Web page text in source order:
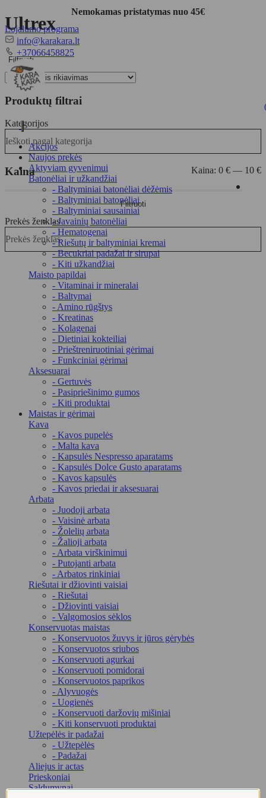
Nemokamas pristatymas nuo 45€
Lojalumo programa
info@karakara.ltEl.
+37066458825Telefonas
Toggle
navigation
Akcijos
Naujos prekės
Aktyviam gyvenimui
Batonėliai ir užkandžiai
- Baltyminiai batonėliai dėžėmis
- Baltyminiai batonėliai
- Baltyminiai sausainiai
- Javainių batonėliai
- Hematogenai
- Riešutų ir baltyminiai kremai
- Becukriai padažai ir sirupai
- Kiti užkandžiai
Maisto papildai
- Vitaminai ir mineralai
- Baltymai
- Amino rūgštys
- Kreatinas
- Kolagenai
- Dietiniai kokteiliai
- Prieštreniruotiniai gėrimai
- Funkciniai gėrimai
Aksesuarai
- Gertuvės
- Pasipriešinimo gumos
- Kiti produktai
Maistas ir gėrimai
Kava
- Kavos pupelės
- Malta kava
- Kapsulės Nespresso aparatams
- Kapsulės Dolce Gusto aparatams
- Kavos kapsulės
- Kavos priedai ir aksesuarai
Arbata
- Juodoji arbata
- Vaisinė arbata
- Žolelių arbata
- Žalioji arbata
- Arbata virškinimui
- Putojanti arbata
- Arbatos rinkiniai
Riešutai ir džiovinti vaisiai
- Riešutai
- Džiovinti vaisiai
- Valgomosios sėklos
Konservuotas maistas
- Konservuotos žuvys ir jūros gėrybės
- Konservuotos sriubos
- Konservuoti agurkai
- Konservuoti pomidorai
- Konservuotos paprikos
- Alyvuogės
- Uogienės
- Konservuoti daržovių mišiniai
- Kiti konservuoti produktai
Užtepėlės ir padažai
- Užtepėlės
- Padažai
Aliejus ir actas
Prieskoniai
Saldumynai
Ultrex
Filtruoti
Produktų filtrai
Kategorijos
Ieškoti pagal kategorija
Kaina
Filtruoti
Kaina: 0 € — 10 €
Prekės ženklas
Prekės ženklas